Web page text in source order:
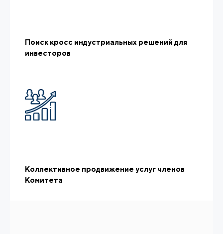
Поиск кросс индустриальных решений для
инвесторов
Коллективное продвижение услуг членов
Комитета